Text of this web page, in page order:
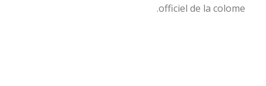
officiel de la colome.